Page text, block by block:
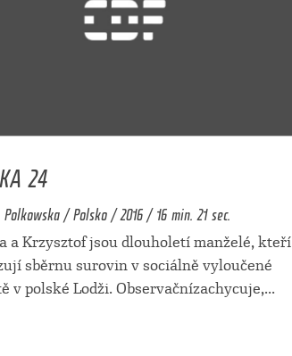
24
/ Polsko / 2016 / 16 min. 21 sec.
a Krzysztof jsou dlouholetí manželé, kteří
sběrnu surovin v sociálně vyloučené
v polské Lodži. Observačnízachycuje,...